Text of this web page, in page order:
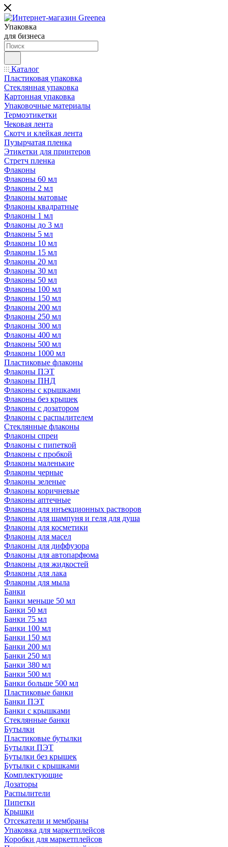
Упаковка
для бизнеса
Каталог
Пластиковая упаковка
Стеклянная упаковка
Картонная упаковка
Упаковочные материалы
Термоэтикетки
Чековая лента
Скотч и клейкая лента
Пузырчатая пленка
Этикетки для принтеров
Стретч пленка
Флаконы
Флаконы 60 мл
Флаконы 2 мл
Флаконы матовые
Флаконы квадратные
Флаконы 1 мл
Флаконы до 3 мл
Флаконы 5 мл
Флаконы 10 мл
Флаконы 15 мл
Флаконы 20 мл
Флаконы 30 мл
Флаконы 50 мл
Флаконы 100 мл
Флаконы 150 мл
Флаконы 200 мл
Флаконы 250 мл
Флаконы 300 мл
Флаконы 400 мл
Флаконы 500 мл
Флаконы 1000 мл
Пластиковые флаконы
Флаконы ПЭТ
Флаконы ПНД
Флаконы с крышками
Флаконы без крышек
Флаконы с дозатором
Флаконы с распылителем
Стеклянные флаконы
Флаконы cпреи
Флаконы с пипеткой
Флаконы с пробкой
Флаконы маленькие
Флаконы черные
Флаконы зеленые
Флаконы коричневые
Флаконы аптечные
Флаконы для инъекционных растворов
Флаконы для шампуня и геля для душа
Флаконы для косметики
Флаконы для масел
Флаконы для диффузора
Флаконы для автопарфюма
Флаконы для жидкостей
Флаконы для лака
Флаконы для мыла
Банки
Банки меньше 50 мл
Банки 50 мл
Банки 75 мл
Банки 100 мл
Банки 150 мл
Банки 200 мл
Банки 250 мл
Банки 380 мл
Банки 500 мл
Банки больше 500 мл
Пластиковые банки
Банки ПЭТ
Банки с крышками
Стеклянные банки
Бутылки
Пластиковые бутылки
Бутылки ПЭТ
Бутылки без крышек
Бутылки с крышками
Комплектующие
Дозаторы
Распылители
Пипетки
Крышки
Отсекатели и мембраны
Упаковка для маркетплейсов
Коробки для маркетплейсов